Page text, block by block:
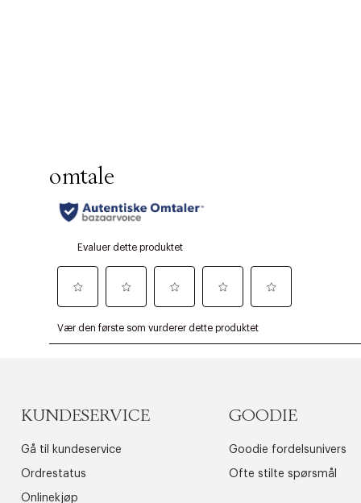
KUNDESERVICE
Gå til kundeservice
Ordrestatus
Onlinekjøp
GOODIE
Goodie fordelsunivers
Ofte stilte spørsmål